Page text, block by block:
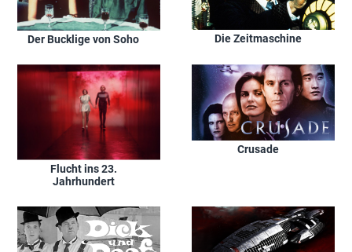
Der Bucklige von Soho Die Zeitmaschine
Flucht ins 23.
Jahrhundert
Crusade